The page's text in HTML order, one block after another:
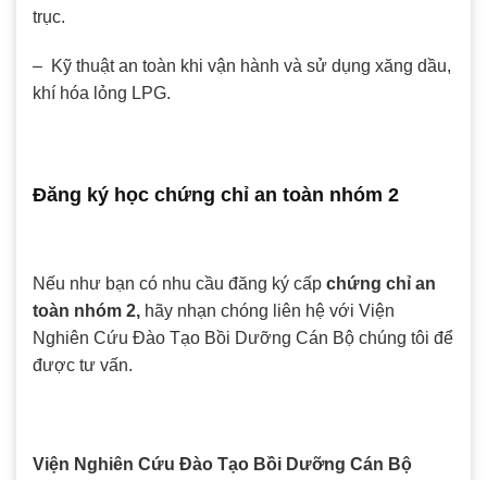
trục.
– Kỹ thuật an toàn khi vận hành và sử dụng xăng dầu,
khí hóa lỏng LPG.
Đăng ký học chứng chỉ an toàn nhóm 2
Nếu như bạn có nhu cầu đăng ký cấp chứng chỉ an
toàn nhóm 2, hãy nhạn chóng liên hệ với Viện
Nghiên Cứu Đào Tạo Bồi Dưỡng Cán Bộ chúng tôi để
được tư vấn.
Viện Nghiên Cứu Đào Tạo Bồi Dưỡng Cán Bộ